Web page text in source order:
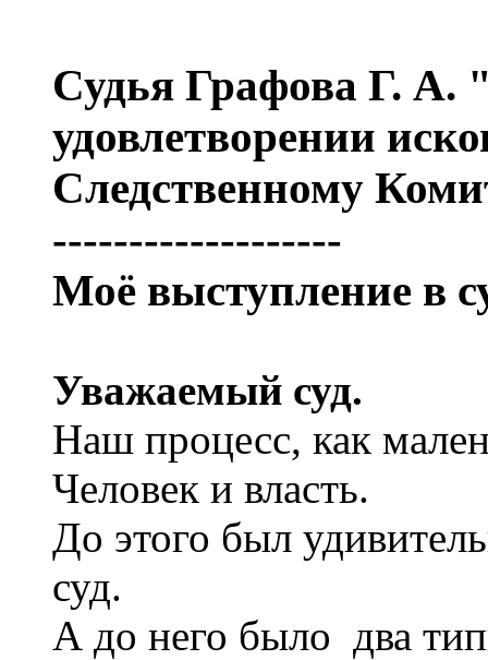
Судья Графова Г. А.
удовлетворении
Следственному
-------------------
Моё выступление в
Уважаемый суд.
Наш процесс, как
Человек и власть.
До этого был
суд.
А до него было два